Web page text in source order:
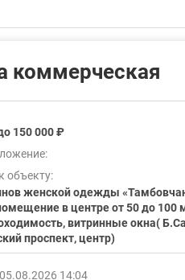
коммерческая
150 000 ₽
объекту:
женской одежды
в центре от 50 до 100
витринные окна(
проспект, центр)
14:04